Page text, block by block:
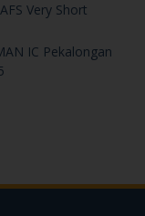
Very Short
IC Pekalongan